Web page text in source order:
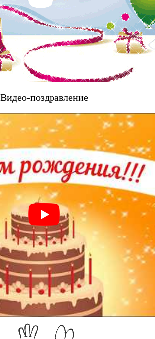
Видео-поздравление